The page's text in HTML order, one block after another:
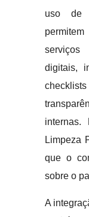
uso de
digitais,
internas.
Limpeza
que o
sobre o
A